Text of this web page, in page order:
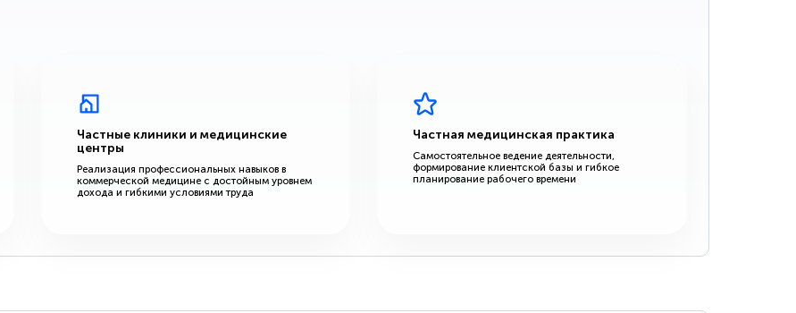
Частные клиники и медицинские
центры
Реализация профессиональных навыков в
коммерческой медицине с достойным уровнем
дохода и гибкими условиями труда
Частная медицинская практика
Самостоятельное ведение деятельности,
формирование клиентской базы и гибкое
планирование рабочего времени